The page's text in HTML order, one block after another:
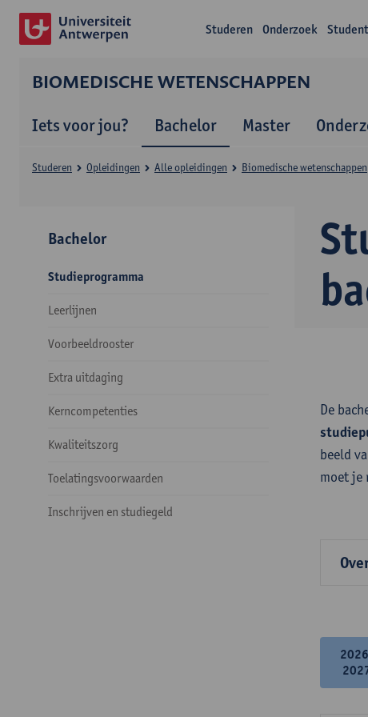
Studeren Onderzoek
BIOMEDISCHE WETENSCHAPPEN
Iets voor jou? Bachelor Master
Studeren Opleidingen Alle opleidingen Biomedische wetenschappen
Bachelor
Studieprogramma
Leerlijnen
Voorbeeldrooster
Extra uitdaging
Kerncompetenties
Kwaliteitszorg
Toelatingsvoorwaarden
Inschrijven en studiegeld
De
beeld
moet je